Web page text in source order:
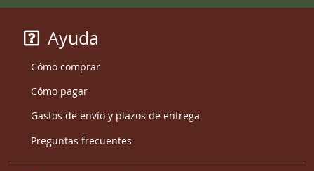
Ayuda
Cómo comprar
Cómo pagar
Gastos de envío y plazos de entrega
Preguntas frecuentes